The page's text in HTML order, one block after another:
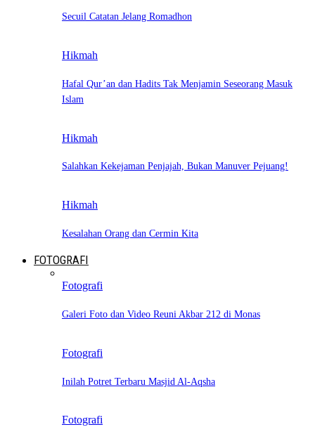
Secuil Catatan Jelang Romadhon
Hikmah
Hafal Qur’an dan Hadits Tak Menjamin Seseorang Masuk
Islam
Hikmah
Salahkan Kekejaman Penjajah, Bukan Manuver Pejuang!
Hikmah
Kesalahan Orang dan Cermin Kita
FOTOGRAFI
Fotografi
Galeri Foto dan Video Reuni Akbar 212 di Monas
Fotografi
Inilah Potret Terbaru Masjid Al-Aqsha
Fotografi